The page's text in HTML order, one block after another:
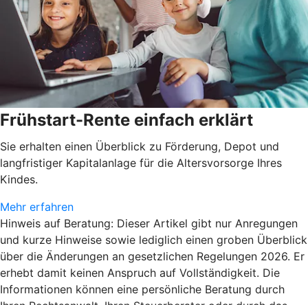
Frühstart-Rente einfach erklärt
Sie erhalten einen Überblick zu Förderung, Depot und
langfristiger Kapitalanlage für die Altersvorsorge Ihres
Kindes.
Mehr erfahren
Hinweis auf Beratung: Dieser Artikel gibt nur Anregungen
und kurze Hinweise sowie lediglich einen groben Überblick
über die Änderungen an gesetzlichen Regelungen 2026. Er
erhebt damit keinen Anspruch auf Vollständigkeit. Die
Informationen können eine persönliche Beratung durch